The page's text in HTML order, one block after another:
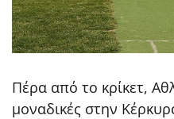
Πέρα από το κρίκετ,
μοναδικές στην